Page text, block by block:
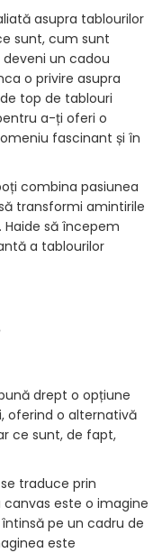
asupra tablourilor
sunt, cum sunt
un cadou
o privire asupra
top de tablouri
a-ți oferi o
fascinant și în
combina pasiunea
transformi amintirile
să începem
a tablourilor
drept o opțiune
oferind o alternativă
ce sunt, de fapt,
traduce prin
canvas este o imagine
pe un cadru de
este